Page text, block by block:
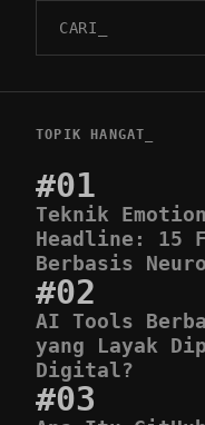
TOPIK HANGAT_
#01
Teknik
Headline: 15
Berbasis
#02
AI Tools
yang Layak
Digital?
#03